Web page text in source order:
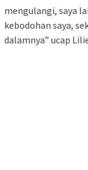
mengulangi, saya
kebodohan saya,
dalamnya” ucap